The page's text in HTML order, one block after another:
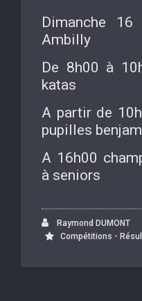
Dimanche
Ambilly
De 8h00 à
katas
A partir de
pupilles
A 16h00
à seniors
Raymond DUMONT
Compétitions -